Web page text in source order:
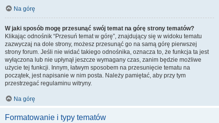
Na górę
W jaki sposób mogę przesunąć swój temat na górę strony tematów?
Klikając odnośnik “Przesuń temat w górę”, znajdujący się w widoku tematu
zazwyczaj na dole strony, możesz przesunąć go na samą górę pierwszej
strony forum. Jeśli nie widać takiego odnośnika, oznacza to, że funkcja ta jest
wyłączona lub nie upłynął jeszcze wymagany czas, zanim będzie możliwe
użycie tej funkcji. Innym, łatwym sposobem na przesunięcie tematu na
początek, jest napisanie w nim posta. Należy pamiętać, aby przy tym
przestrzegać regulaminu witryny.
Na górę
Formatowanie i typy tematów